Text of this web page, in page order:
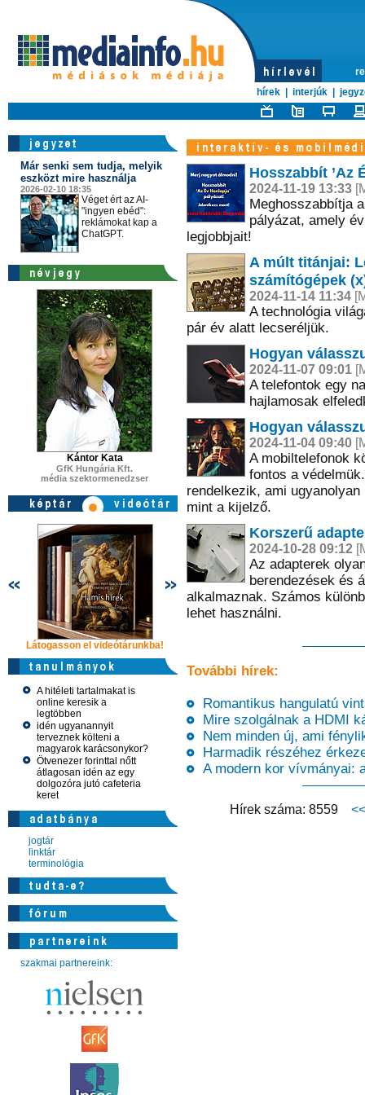
hírek
interjúk
Már senki sem tudja, melyik
eszközt mire használja
2026-02-10 18:35
Véget ért az AI-
"ingyen ebéd":
reklámokat kap a
ChatGPT.
Kántor Kata
GfK Hungária Kft.
média szektormenedzser
Látogasson el videótárunkba! Látogasson
A hitéleti tartalmakat is
online keresik a
legtöbben
idén ugyanannyit
terveznek költeni a
magyarok karácsonykor?
Ötvenezer forinttal nőtt
átlagosan idén az egy
dolgozóra jutó cafeteria
keret
jogtár
linktár
terminológia
szakmai partnereink:
Hosszabbít ’Az
2024-11-19 13:33
Meghosszabbítja
pályázat, amely
legjobbjait!
A múlt titánjai:
számítógépek
2024-11-14 11:34
A technológia
pár év alatt lecseréljük.
Hogyan
2024-11-07 09:01
A telefontok egy
hajlamosak
Hogyan
2024-11-04 09:40
A mobiltelefonok
fontos a
rendelkezik, ami
mint a kijelző.
Korszerű
2024-10-28 09:12
Az adapterek
berendezések és
alkalmaznak. Számos
lehet használni.
További hírek:
Romantikus hangulatú
Mire szolgálnak a HDMI
Nem minden új, ami
Harmadik részéhez
A modern kor vívmányai:
Hírek száma: 8559